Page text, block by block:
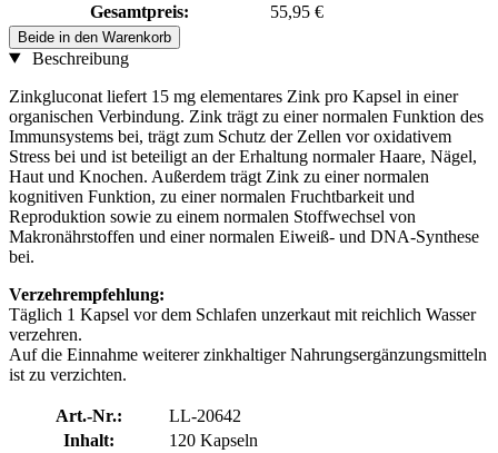
Gesamtpreis:
55,95 €
Beide in den Warenkorb
Beschreibung
Zinkgluconat liefert 15 mg elementares Zink pro Kapsel in einer
organischen Verbindung. Zink trägt zu einer normalen Funktion des
Immunsystems bei, trägt zum Schutz der Zellen vor oxidativem
Stress bei und ist beteiligt an der Erhaltung normaler Haare, Nägel,
Haut und Knochen. Außerdem trägt Zink zu einer normalen
kognitiven Funktion, zu einer normalen Fruchtbarkeit und
Reproduktion sowie zu einem normalen Stoffwechsel von
Makronährstoffen und einer normalen Eiweiß- und DNA-Synthese
bei.
Verzehrempfehlung:
Täglich 1 Kapsel vor dem Schlafen unzerkaut mit reichlich Wasser
verzehren.
Auf die Einnahme weiterer zinkhaltiger Nahrungsergänzungsmitteln
ist zu verzichten.
Art.-Nr.:
LL-20642
Inhalt:
120 Kapseln